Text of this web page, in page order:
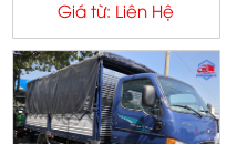
H150 | Hyundai New Porter
Giá từ: Liên Hệ